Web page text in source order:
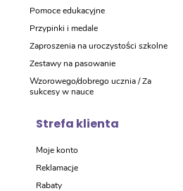
Pomoce edukacyjne
Przypinki i medale
Zaproszenia na uroczystości szkolne
Zestawy na pasowanie
Wzorowego/dobrego ucznia / Za
sukcesy w nauce
Strefa klienta
Moje konto
Reklamacje
Rabaty